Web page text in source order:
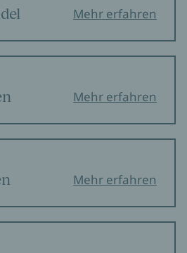
Mehr erfahren
Mehr erfahren
Mehr erfahren